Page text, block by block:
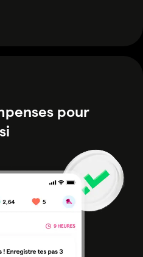
pour